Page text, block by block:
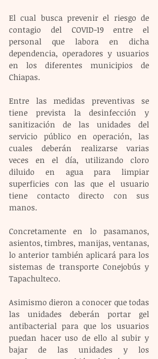
El cual busca prevenir el riesgo de
contagio del COVID-19 entre el
personal que labora en dicha
dependencia, operadores y usuarios
en los diferentes municipios de
Chiapas.
Entre las medidas preventivas se
tiene prevista la desinfección y
sanitización de las unidades del
servicio público en operación, las
cuales deberán realizarse varias
veces en el día, utilizando cloro
diluido en agua para limpiar
superficies con las que el usuario
tiene contacto directo con sus
manos.
Concretamente en lo pasamanos,
asientos, timbres, manijas, ventanas,
lo anterior también aplicará para los
sistemas de transporte Conejobús y
Tapachulteco.
Asimismo dieron a conocer que todas
las unidades deberán portar gel
antibacterial para que los usuarios
puedan hacer uso de ello al subir y
bajar de las unidades y los